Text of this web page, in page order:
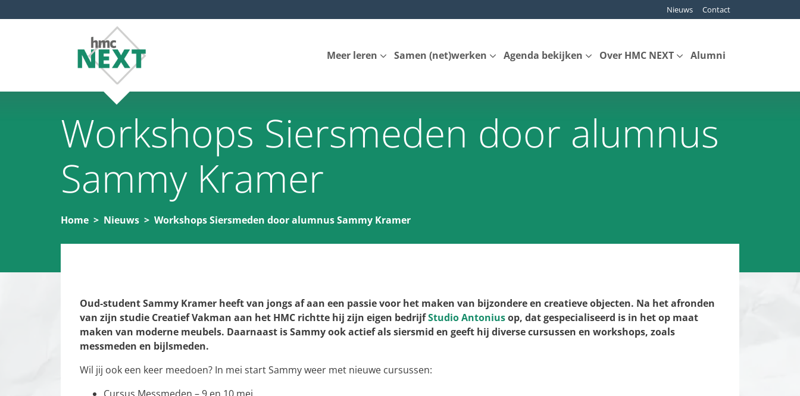
Nieuws Contact
Meer leren Samen (net)werken Agenda bekijken Over HMC NEXT Alumni
Workshops Siersmeden door alumnus
Sammy Kramer
Home Nieuws Workshops Siersmeden door alumnus Sammy Kramer
Oud-student Sammy Kramer heeft van jongs af aan een passie voor het maken van bijzondere en creatieve objecten. Na het afronden
van zijn studie Creatief Vakman aan het HMC richtte hij zijn eigen bedrijfStudio Antoniusop, dat gespecialiseerd is in het op maat
maken van moderne meubels. Daarnaast is Sammy ook actief als siersmid en geeft hij diverse cursussen en workshops, zoals
messmeden en bijlsmeden.
Wil jij ook een keer meedoen? In mei start Sammy weer met nieuwe cursussen: